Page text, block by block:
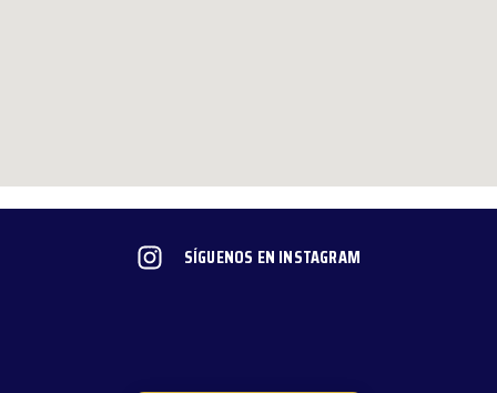
SÍGUENOS EN INSTAGRAM